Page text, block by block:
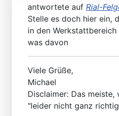
antwortete auf Rial-
Stelle es doch hier ein,
in den
was davon
Viele Grüße,
Michael
Disclaimer: Das meiste,
"leider nicht ganz